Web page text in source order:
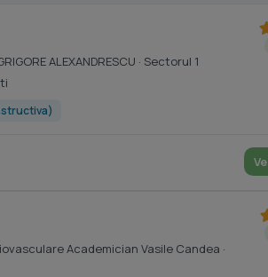
ALEXANDRESCU · Sectorul 1
Academician Vasile Candea ·